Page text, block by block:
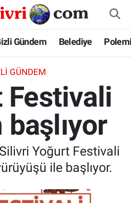
Gündem Belediye
GÜNDEM
Festivali
Yoğurt Festivali
ile başlıyor.
Haritası
ve Fikstür